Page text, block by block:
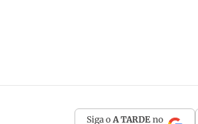
Siga o A TARDE no